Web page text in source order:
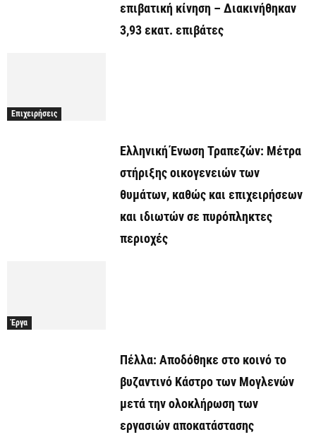
επιβατική κίνηση – Διακινήθηκαν
3,93 εκατ. επιβάτες
Επιχειρήσεις
Ελληνική Ένωση Τραπεζών: Μέτρα
στήριξης οικογενειών των
θυμάτων, καθώς και επιχειρήσεων
και ιδιωτών σε πυρόπληκτες
περιοχές
Έργα
Πέλλα: Αποδόθηκε στο κοινό το
βυζαντινό Κάστρο των Μογλενών
μετά την ολοκλήρωση των
εργασιών αποκατάστασης